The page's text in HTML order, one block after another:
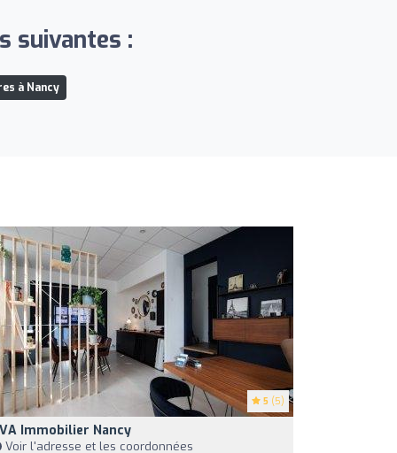
suivantes :
à Nancy
5 (5)
Immobilier Nancy
Voir l'adresse et les coordonnées